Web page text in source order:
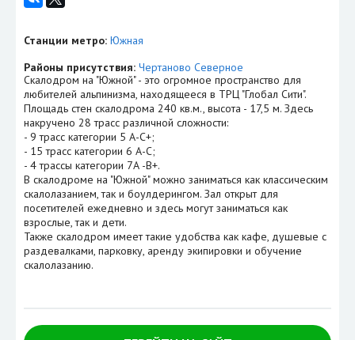
Станции метро: Южная
Районы присутствия: Чертаново Северное
Скалодром на "Южной" - это огромное пространство для
любителей альпинизма, находящееся в ТРЦ "Глобал Сити".
Площадь стен скалодрома 240 кв.м., высота - 17,5 м. Здесь
накручено 28 трасс различной сложности:
- 9 трасс категории 5 А-С+;
- 15 трасс категории 6 А-С;
- 4 трассы категории 7А -В+.
В скалодроме на "Южной" можно заниматься как классическим
скалолазанием, так и боулдерингом. Зал открыт для
посетителей ежедневно и здесь могут заниматься как
взрослые, так и дети.
Также скалодром имеет такие удобства как кафе, душевые с
раздевалками, парковку, аренду экипировки и обучение
скалолазанию.